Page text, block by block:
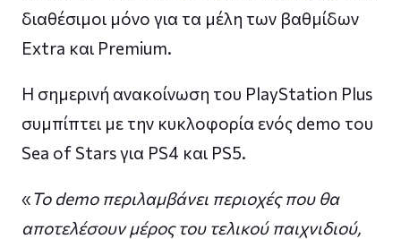
διαθέσιμοι μόνο για τα μέλη των βαθμίδων
Extra και Premium.
Η σημερινή ανακοίνωση του PlayStation Plus
συμπίπτει με την κυκλοφορία ενός demo του
Sea of ​​Stars για PS4 και PS5.
«Το demo περιλαμβάνει περιοχές που θα
αποτελέσουν μέρος του τελικού παιχνιδιού,